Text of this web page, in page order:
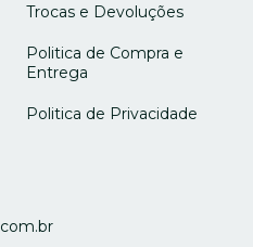
Trocas e Devoluções
Politica de Compra e
Entrega
Politica de Privacidade